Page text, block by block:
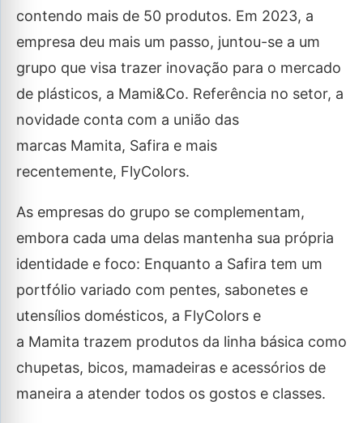
contendo mais de 50 produtos. Em 2023, a
empresa deu mais um passo, juntou-se a um
grupo que visa trazer inovação para o mercado
de plásticos, a Mami&Co. Referência no setor, a
novidade conta com a união das
marcas Mamita, Safira e mais
recentemente, FlyColors.
As empresas do grupo se complementam,
embora cada uma delas mantenha sua própria
identidade e foco: Enquanto a Safira tem um
portfólio variado com pentes, sabonetes e
utensílios domésticos, a FlyColors e
a Mamita trazem produtos da linha básica como
chupetas, bicos, mamadeiras e acessórios de
maneira a atender todos os gostos e classes.